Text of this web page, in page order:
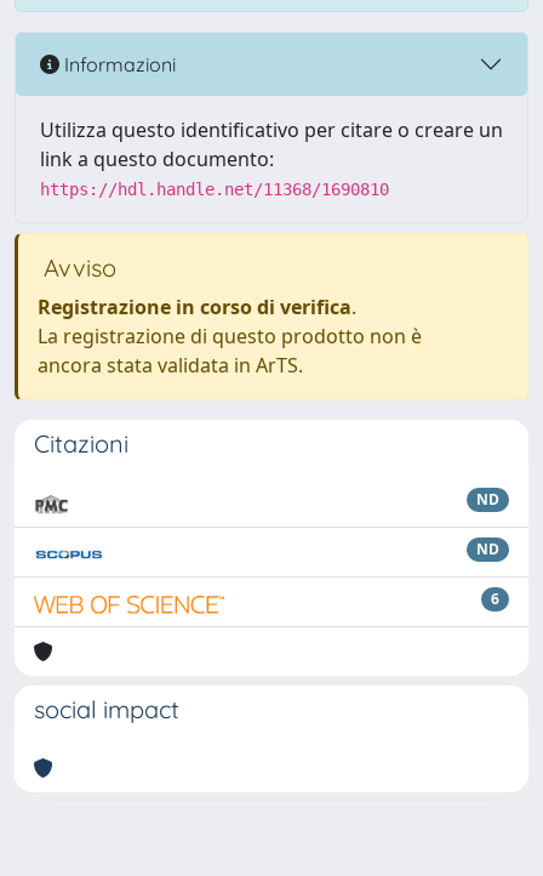
Informazioni
Utilizza questo identificativo per citare o creare un
link a questo documento:
https://hdl.handle.net/11368/1690810
Avviso
Registrazione in corso di verifica.
La registrazione di questo prodotto non è
ancora stata validata in ArTS.
Citazioni
ND
ND
6
social impact